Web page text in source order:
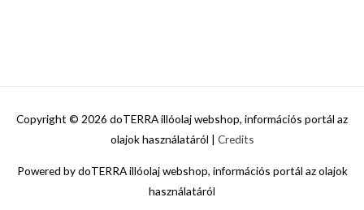
Copyright © 2026 doTERRA illóolaj webshop, információs portál az
olajok használatáról | Credits
Powered bydoTERRA illóolaj webshop, információs portál az olajok
használatáról